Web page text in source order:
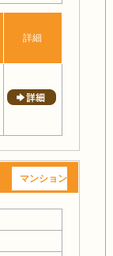
詳細
マンション